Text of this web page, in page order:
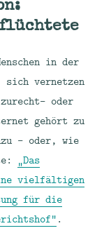
in der
vernetzen
oder
gehört zu
– oder, wie
„Das
vielfältigen
für die
.